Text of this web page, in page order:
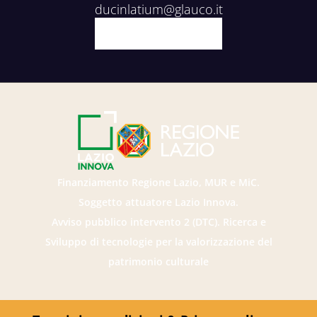
viaggio alla scoperta del Pastura.
ducinlatium@glauco.it
Finanziamento Regione Lazio, MUR e MiC.
Soggetto attuatore Lazio Innova.
Avviso pubblico intervento 2 (DTC). Ricerca e
Sviluppo di tecnologie per la valorizzazione del
patrimonio culturale